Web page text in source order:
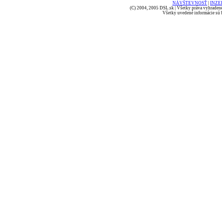
NÁVŠTEVNOSŤ
(C) 2004, 2005 DSL.sk | Všetky práva
Všetky uvedené informácie sú